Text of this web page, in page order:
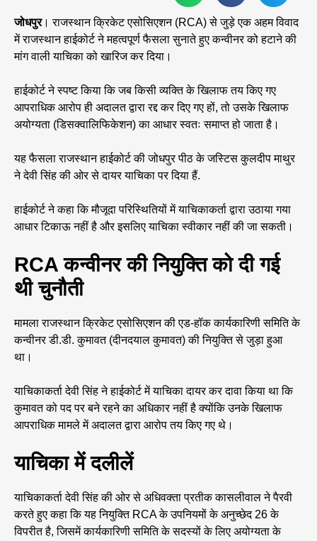
जोधपुर। राजस्थान क्रिकेट एसोसिएशन (RCA) से जुड़े एक अहम विवाद
में राजस्थान हाईकोर्ट ने महत्वपूर्ण फैसला सुनाते हुए कन्वीनर को हटाने की
मांग वाली याचिका को खारिज कर दिया।
हाईकोर्ट ने स्पष्ट किया कि जब किसी व्यक्ति के खिलाफ तय किए गए
आपराधिक आरोप ही अदालत द्वारा रद्द कर दिए गए हों, तो उसके खिलाफ
अयोग्यता (डिसक्वालिफिकेशन) का आधार स्वतः समाप्त हो जाता है।
यह फैसला राजस्थान हाईकोर्ट की जोधपुर पीठ के जस्टिस कुलदीप माथुर
ने देवी सिंह की ओर से दायर याचिका पर दिया हैं.
हाईकोर्ट ने कहा कि मौजूदा परिस्थितियों में याचिकाकर्ता द्वारा उठाया गया
आधार टिकाऊ नहीं है और इसलिए याचिका स्वीकार नहीं की जा सकती।
RCA कन्वीनर की नियुक्ति को दी गई
थी चुनौती
मामला राजस्थान क्रिकेट एसोसिएशन की एड-हॉक कार्यकारिणी समिति के
कन्वीनर डी.डी. कुमावत (दीनदयाल कुमावत) की नियुक्ति से जुड़ा हुआ
था।
याचिकाकर्ता देवी सिंह ने हाईकोर्ट में याचिका दायर कर दावा किया था कि
कुमावत को पद पर बने रहने का अधिकार नहीं है क्योंकि उनके खिलाफ
आपराधिक मामले में अदालत द्वारा आरोप तय किए गए थे।
याचिका में दलीलें
याचिकाकर्ता देवी सिंह की ओर से अधिवक्ता प्रतीक कासलीवाल ने पैरवी
करते हुए कहा कि यह नियुक्ति RCA के उपनियमों के अनुच्छेद 26 के
विपरीत है, जिसमें कार्यकारिणी समिति के सदस्यों के लिए अयोग्यता के